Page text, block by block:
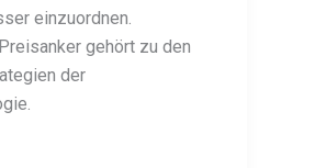
einzuordnen.
gehört zu den
der